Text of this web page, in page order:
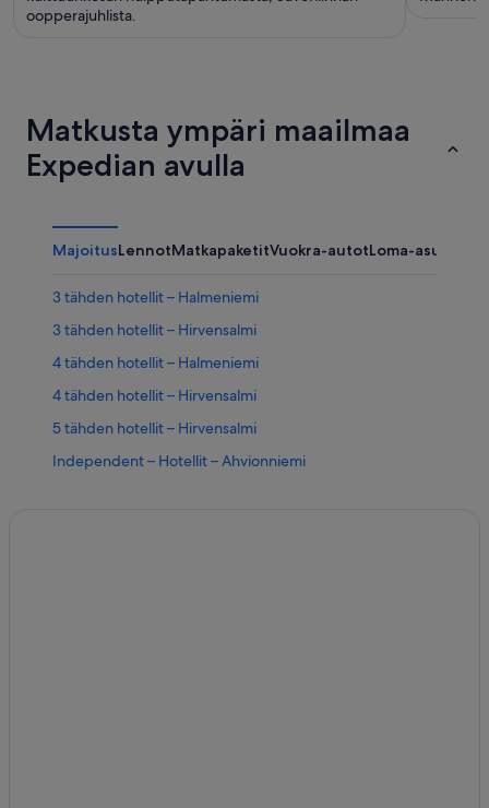
oopperajuhlista.
Matkusta ympäri maailmaa
Expedian avulla
MajoitusLennotMatkapaketitVuokra-autotLoma-asunnot
3 tähden hotellit – Halmeniemi
3 tähden hotellit – Hirvensalmi
4 tähden hotellit – Halmeniemi
4 tähden hotellit – Hirvensalmi
5 tähden hotellit – Hirvensalmi
Independent – Hotellit – Ahvionniemi